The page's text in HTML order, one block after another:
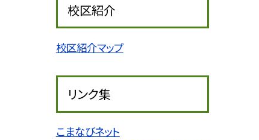
校区紹介
校区紹介マップ
リンク集
こまなびネット